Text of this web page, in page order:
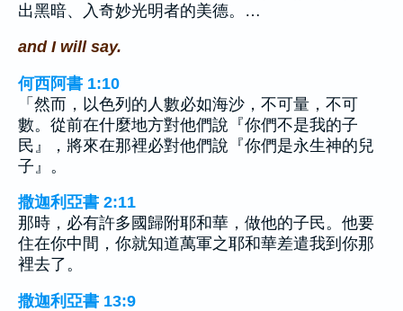
出黑暗、入奇妙光明者的美德。…
and I will say.
何西阿書 1:10
「然而，以色列的人數必如海沙，不可量，不可
數。從前在什麼地方對他們說『你們不是我的子
民』，將來在那裡必對他們說『你們是永生神的兒
子』。
撒迦利亞書 2:11
那時，必有許多國歸附耶和華，做他的子民。他要
住在你中間，你就知道萬軍之耶和華差遣我到你那
裡去了。
撒迦利亞書 13:9